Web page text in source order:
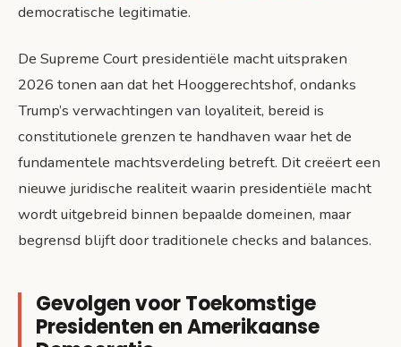
democratische legitimatie.
De Supreme Court presidentiële macht uitspraken
2026 tonen aan dat het Hooggerechtshof, ondanks
Trump’s verwachtingen van loyaliteit, bereid is
constitutionele grenzen te handhaven waar het de
fundamentele machtsverdeling betreft. Dit creëert een
nieuwe juridische realiteit waarin presidentiële macht
wordt uitgebreid binnen bepaalde domeinen, maar
begrensd blijft door traditionele checks and balances.
Gevolgen voor Toekomstige
Presidenten en Amerikaanse